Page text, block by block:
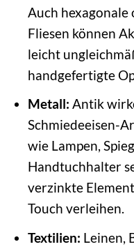
Auch
Fliesen können
leicht
handgefertigte
Metall: Antik
Schmiedeeisen-
wie Lampen,
Handtuchhalter
verzinkte
Touch verleihen.
Textilien: Leinen,